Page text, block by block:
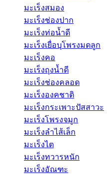
มะเร็งสมอง
มะเร็งช่องปาก
มะเร็งท่อน้ำดี
มะเร็งเยื่อบุโพรงมดลูก
มะเร็งคอ
มะเร็งถุงน้ำดี
มะเร็งช่องคลอด
มะเร็งองคชาติ
มะเร็งกระเพาะปัสสาวะ
มะเร็งโพรงจมูก
มะเร็งลำไส้เล็ก
มะเร็งไต
มะเร็งทวารหนัก
มะเร็งอัณฑะ